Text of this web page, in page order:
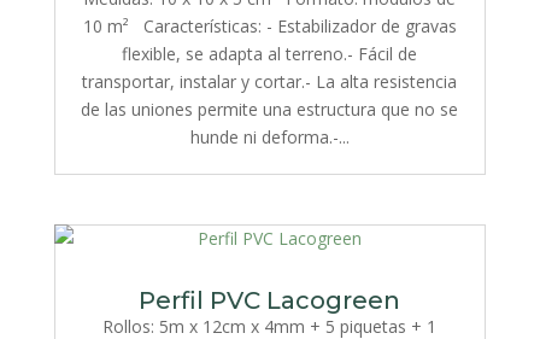
10 m² Características: - Estabilizador de gravas
flexible, se adapta al terreno.- Fácil de
transportar, instalar y cortar.- La alta resistencia
de las uniones permite una estructura que no se
hunde ni deforma.-...
Perfil PVC Lacogreen
Rollos: 5m x 12cm x 4mm + 5 piquetas + 1